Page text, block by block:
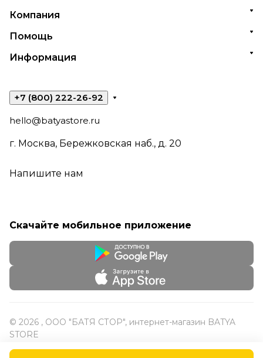
Компания
Помощь
Информация
+7 (800) 222-26-92
hello@batyastore.ru
г. Москва, Бережковская наб., д. 20
Напишите нам
Скачайте мобильное приложение
© 2026 , ООО "БАТЯ СТОР", интернет-магазин BATYA
STORE